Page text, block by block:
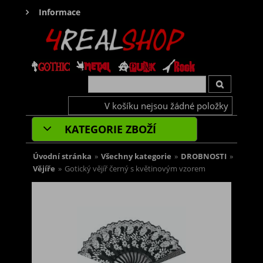
Informace
V košíku nejsou žádné položky
KATEGORIE ZBOŽÍ
Úvodní stránka » Všechny kategorie » DROBNOSTI »
Vějíře » Gotický vějíř černý s květinovým vzorem